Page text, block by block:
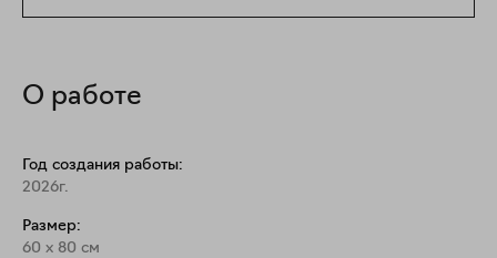
О работе
Год создания работы:
2026г.
Размер:
60 x 80 см